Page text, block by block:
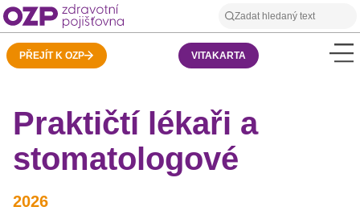
PŘEJÍT K OZP VITAKARTA
Praktičtí lékaři a
stomatologové
2026